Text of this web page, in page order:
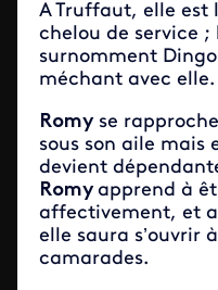
A Truffaut, elle est
chelou de service ;
surnomment
méchant avec elle.
Romyse
sous son aile mais
devient
Romyapprend à
affectivement, et
elle saura s’ouvrir
camarades.